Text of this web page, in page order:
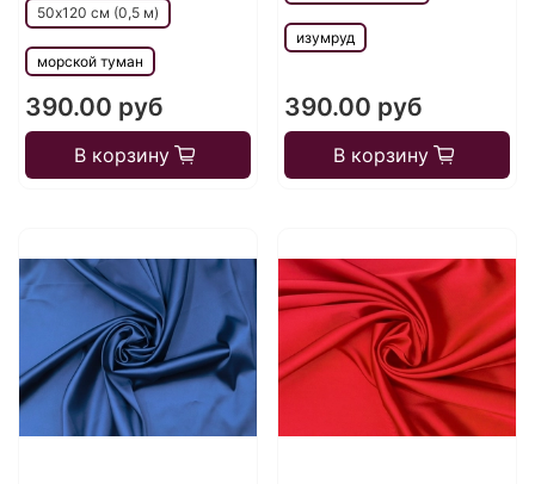
50х120 см (0,5 м)
морской туман
390.00 руб
В корзину
изумруд
390.00 руб
В корзину